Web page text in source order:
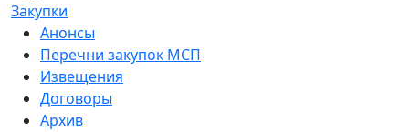
Закупки
Анонсы
Перечни закупок МСП
Извещения
Договоры
Архив